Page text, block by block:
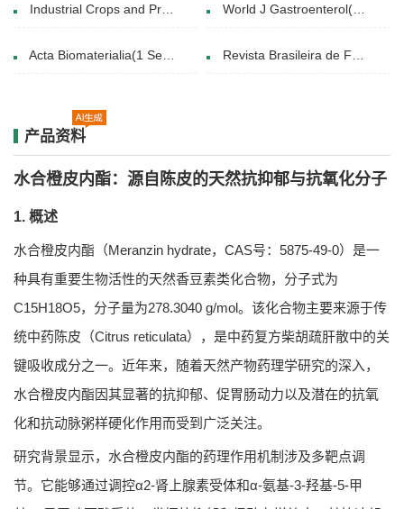
Industrial Crops and Products(15 October 2024) World J Gastroenterol(7 Nov 2012)
Acta Biomaterialia(1 September 2018) Revista Brasileira de Farmacognosia( May–June 2019)
产品资料
水合橙皮内酯：源自陈皮的天然抗抑郁与抗氧化分子
1. 概述
水合橙皮内酯（Meranzin hydrate，CAS号：5875-49-0）是一
种具有重要生物活性的天然香豆素类化合物，分子式为
C15H18O5，分子量为278.3040 g/mol。该化合物主要来源于传
统中药陈皮（Citrus reticulata），是中药复方柴胡疏肝散中的关
键吸收成分之一。近年来，随着天然产物药理学研究的深入，
水合橙皮内酯因其显著的抗抑郁、促胃肠动力以及潜在的抗氧
化和抗动脉粥样硬化作用而受到广泛关注。
研究背景显示，水合橙皮内酯的药理作用机制涉及多靶点调
节。它能够通过调控α2-肾上腺素受体和α-氨基-3-羟基-5-甲